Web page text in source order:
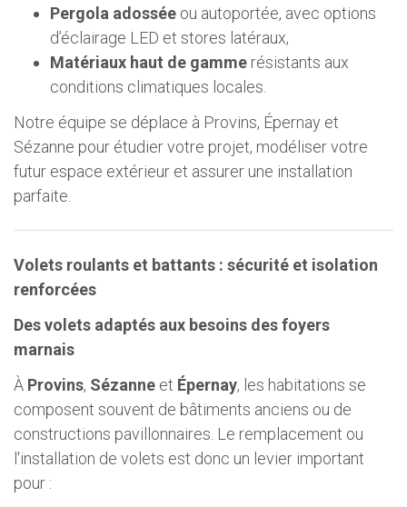
Pergola adossée ou autoportée, avec options
d’éclairage LED et stores latéraux,
Matériaux haut de gamme résistants aux
conditions climatiques locales.
Notre équipe se déplace à Provins, Épernay et
Sézanne pour étudier votre projet, modéliser votre
futur espace extérieur et assurer une installation
parfaite.
Volets roulants et battants : sécurité et isolation
renforcées
Des volets adaptés aux besoins des foyers
marnais
À Provins, Sézanne et Épernay, les habitations se
composent souvent de bâtiments anciens ou de
constructions pavillonnaires. Le remplacement ou
l'installation de volets est donc un levier important
pour :